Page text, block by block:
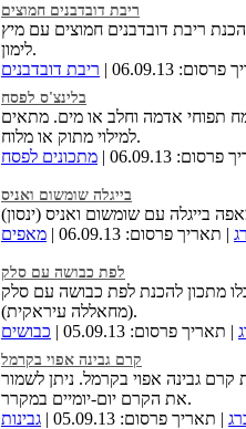
ריבת דובדבנים חמוצים
ריבת דובדבנים חמוצים עם מיץ
לימון.
06.09.13 |
ריבת דובדבנים
בלינצ'ס לפסח
תפוחי אדמה וחלב או מים. מתאים
למילוי מתוק או מלוח.
06.09.13 |
מתכונים לפסח
בייגלה שומשום ואניס
| תאריך פרסום: 06.09.13 | מאפים
לפת כבושה עם סלק
מתכון להכנת לפת כבושה עם סלק
(מחאללה עיראקית).
| תאריך פרסום: 05.09.13 | כבושים
קרם גבינה אפוי בקרמל
קרם גבינה אפוי בקרמל. ניתן לשמור
את הקרם יום-יומיים במקרר.
| תאריך פרסום: 05.09.13 | גבינות